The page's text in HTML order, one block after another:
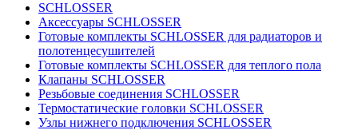
SCHLOSSER
Аксессуары SCHLOSSER
Готовые комплекты SCHLOSSER для радиаторов и
полотенцесушителей
Готовые комплекты SCHLOSSER для теплого пола
Клапаны SCHLOSSER
Резьбовые соединения SCHLOSSER
Термостатические головки SCHLOSSER
Узлы нижнего подключения SCHLOSSER